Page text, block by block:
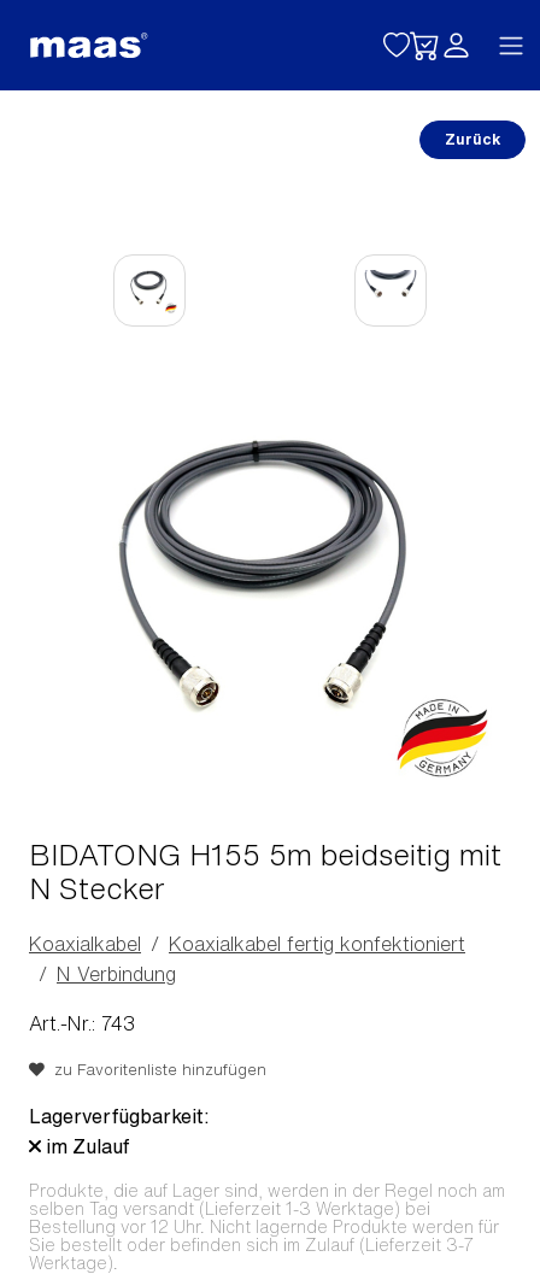
Toggle
Zurück
BIDATONG H155 5m beidseitig mit
N Stecker
Koaxialkabel
Koaxialkabel fertig konfektioniert
N Verbindung
Art.-Nr.: 743
zu Favoritenliste hinzufügen
Lagerverfügbarkeit:
im Zulauf
Produkte, die auf Lager sind, werden in der Regel noch am
selben Tag versandt (Lieferzeit 1-3 Werktage) bei
Bestellung vor 12 Uhr. Nicht lagernde Produkte werden für
Sie bestellt oder befinden sich im Zulauf (Lieferzeit 3-7
Werktage).